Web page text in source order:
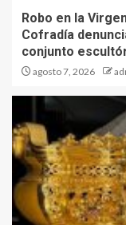
Robo en la
Cofradía
conjunto
agosto 7, 2026